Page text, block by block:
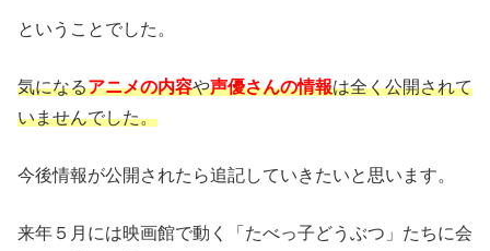
ということでした。
気になるアニメの内容や声優さんの情報は全く公開されて
いませんでした。
今後情報が公開されたら追記していきたいと思います。
来年５月には映画館で動く「たべっ子どうぶつ」たちに会